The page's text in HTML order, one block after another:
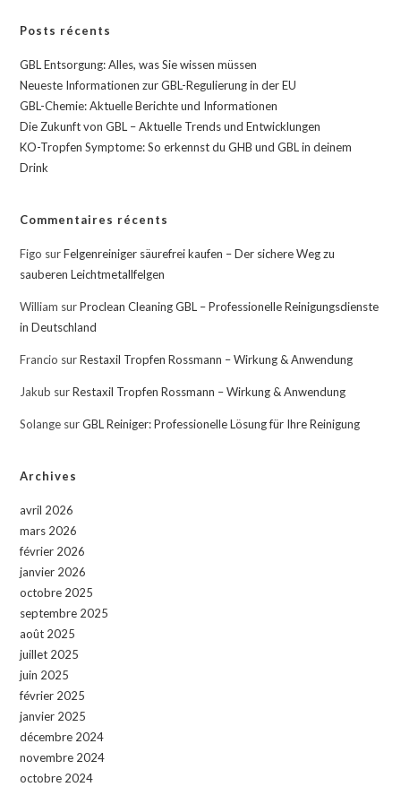
Posts récents
GBL Entsorgung: Alles, was Sie wissen müssen
Neueste Informationen zur GBL-Regulierung in der EU
GBL-Chemie: Aktuelle Berichte und Informationen
Die Zukunft von GBL – Aktuelle Trends und Entwicklungen
KO-Tropfen Symptome: So erkennst du GHB und GBL in deinem
Drink
Commentaires récents
Figo surFelgenreiniger säurefrei kaufen – Der sichere Weg zu
sauberen Leichtmetallfelgen
William surProclean Cleaning GBL – Professionelle Reinigungsdienste
in Deutschland
Francio surRestaxil Tropfen Rossmann – Wirkung & Anwendung
Jakub surRestaxil Tropfen Rossmann – Wirkung & Anwendung
Solange surGBL Reiniger: Professionelle Lösung für Ihre Reinigung
Archives
avril 2026
mars 2026
février 2026
janvier 2026
octobre 2025
septembre 2025
août 2025
juillet 2025
juin 2025
février 2025
janvier 2025
décembre 2024
novembre 2024
octobre 2024